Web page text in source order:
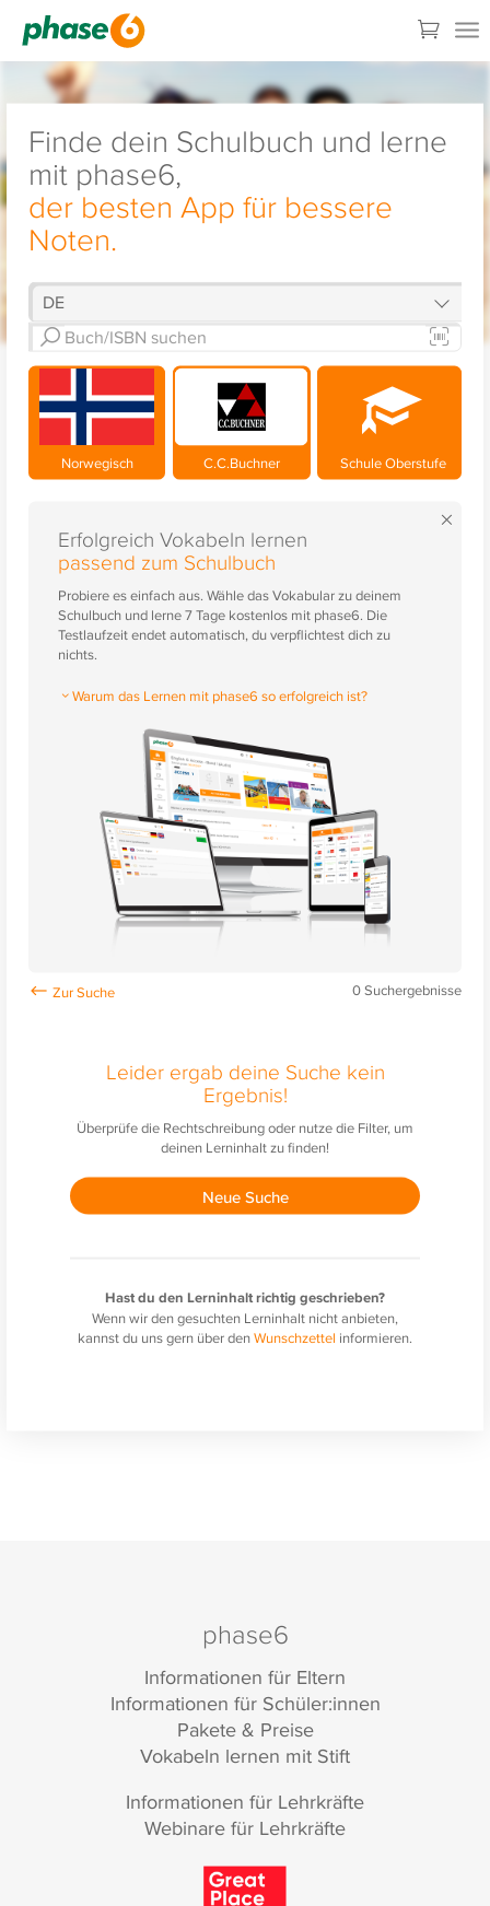
Finde dein Schulbuch und lerne
mit phase6,
der besten App für bessere
Noten.
Norwegisch C.C.Buchner Schule Oberstufe
×
Erfolgreich Vokabeln lernen
passend zum Schulbuch
Probiere es einfach aus. Wähle das Vokabular zu deinem
Schulbuch und lerne 7 Tage kostenlos mit phase6. Die
Testlaufzeit endet automatisch, du verpflichtest dich zu
nichts.
Warum das Lernen mit phase6 so erfolgreich ist?
0Suchergebnisse
Leider ergab deine Suche kein
Ergebnis!
Überprüfe die Rechtschreibung oder nutze die Filter, um
deinen Lerninhalt zu finden!
Neue Suche
Hast du den Lerninhalt richtig geschrieben?
Wenn wir den gesuchten Lerninhalt nicht anbieten,
kannst du uns gern über denWunschzettel informieren.
phase6
Informationen für Eltern
Informationen für Schüler:innen
Pakete & Preise
Vokabeln lernen mit Stift
Informationen für Lehrkräfte
Webinare für Lehrkräfte